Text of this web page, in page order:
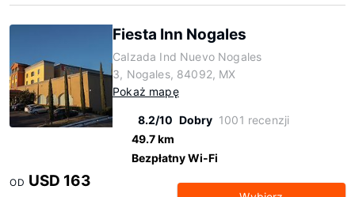
Fiesta Inn Nogales
Calzada Ind Nuevo Nogales
3, Nogales, 84092, MX
Pokaż mapę
8.2/10 Dobry 1001 recenzji
49.7 km
Bezpłatny Wi-Fi
OD USD 163